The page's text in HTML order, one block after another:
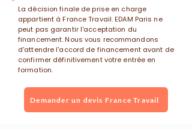
La décision finale de prise en charge
appartient à France Travail. EDAM Paris ne
peut pas garantir l'acceptation du
financement. Nous vous recommandons
d'attendre l'accord de financement avant de
confirmer définitivement votre entrée en
formation.
Demander un devis France Travail